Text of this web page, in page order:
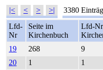
|< < > >| 3380
Lfd-
Nr
Seite im
Kirchenbuch
Lfd-
19
268 9
20
1 1